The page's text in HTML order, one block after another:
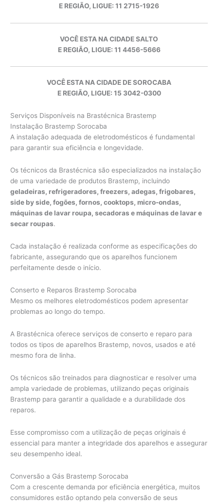
E REGIÃO, LIGUE: 11 2715-1926
VOCÊ ESTA NA CIDADE SALTO
E REGIÃO, LIGUE: 11 4456-5666
VOCÊ ESTA NA CIDADE DE SOROCABA
E REGIÃO, LIGUE: 15 3042-0300
Serviços Disponíveis na Brastécnica Brastemp
Instalação Brastemp Sorocaba
A instalação adequada de eletrodomésticos é fundamental
para garantir sua eficiência e longevidade.
Os técnicos da Brastécnica são especializados na instalação
de uma variedade de produtos Brastemp, incluindo
geladeiras, refrigeradores, freezers, adegas, frigobares,
side by side, fogões, fornos, cooktops, micro-ondas,
máquinas de lavar roupa, secadoras e máquinas de lavar e
secar roupas.
Cada instalação é realizada conforme as especificações do
fabricante, assegurando que os aparelhos funcionem
perfeitamente desde o início.
Conserto e Reparos Brastemp Sorocaba
Mesmo os melhores eletrodomésticos podem apresentar
problemas ao longo do tempo.
A Brastécnica oferece serviços de conserto e reparo para
todos os tipos de aparelhos Brastemp, novos, usados e até
mesmo fora de linha.
Os técnicos são treinados para diagnosticar e resolver uma
ampla variedade de problemas, utilizando peças originais
Brastemp para garantir a qualidade e a durabilidade dos
reparos.
Esse compromisso com a utilização de peças originais é
essencial para manter a integridade dos aparelhos e assegurar
seu desempenho ideal.
Conversão a Gás Brastemp Sorocaba
Com a crescente demanda por eficiência energética, muitos
consumidores estão optando pela conversão de seus